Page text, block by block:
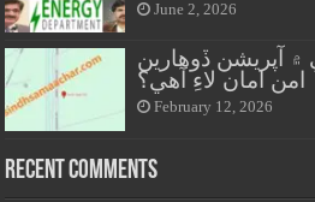
June 2, 2026
ڏوهارين
امان لاءِ آهي؟
February 12, 2026
Recent Comments